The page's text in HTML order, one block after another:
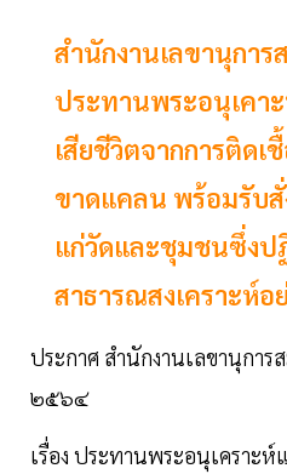
สำนักงานเลขานุการ
ประทานพระอนุเค
เสียชีวิตจากการติดเ
ขาดแคลน พร้อมรับสั่
แก่วัดและชุมชนซึ่งป
สาธารณสงเคราะห์อ
ประกาศ สำนักงานเลขานุกา
๒๕๖๔
เรื่อง ประทานพระอนุเคราะ